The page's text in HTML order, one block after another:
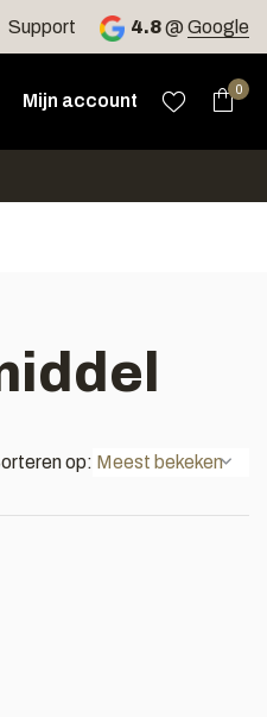
Support 4.8@ Google
te selecteren. Druk
Mijn account
0
op: